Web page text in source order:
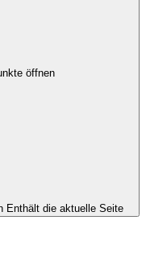
öffnen
Enthält die aktuelle Seite